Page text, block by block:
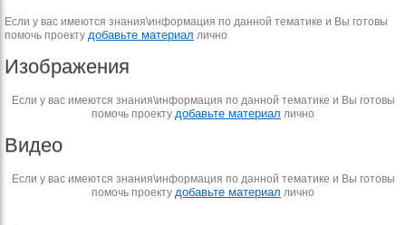
Если у вас имеются знания\информация по данной тематике и Вы готовы
помочь проекту добавьте материал лично
Изображения
Если у вас имеются знания\информация по данной тематике и Вы готовы
помочь проекту добавьте материал лично
Видео
Если у вас имеются знания\информация по данной тематике и Вы готовы
помочь проекту добавьте материал лично